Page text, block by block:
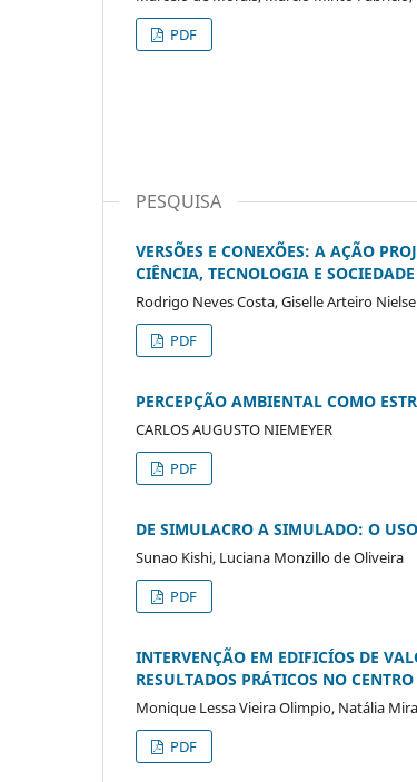
PDF
PESQUISA
VERSÕES E CONEXÕES: A AÇÃO
CIÊNCIA, TECNOLOGIA E SOCIEDADE
Rodrigo Neves Costa, Giselle Arteiro
PDF
PERCEPÇÃO AMBIENTAL COMO
CARLOS AUGUSTO NIEMEYER
PDF
DE SIMULACRO A SIMULADO: O
Sunao Kishi, Luciana Monzillo de Oliveira
PDF
INTERVENÇÃO EM EDIFICÍOS DE
RESULTADOS PRÁTICOS NO
Monique Lessa Vieira Olimpio, Natália
PDF